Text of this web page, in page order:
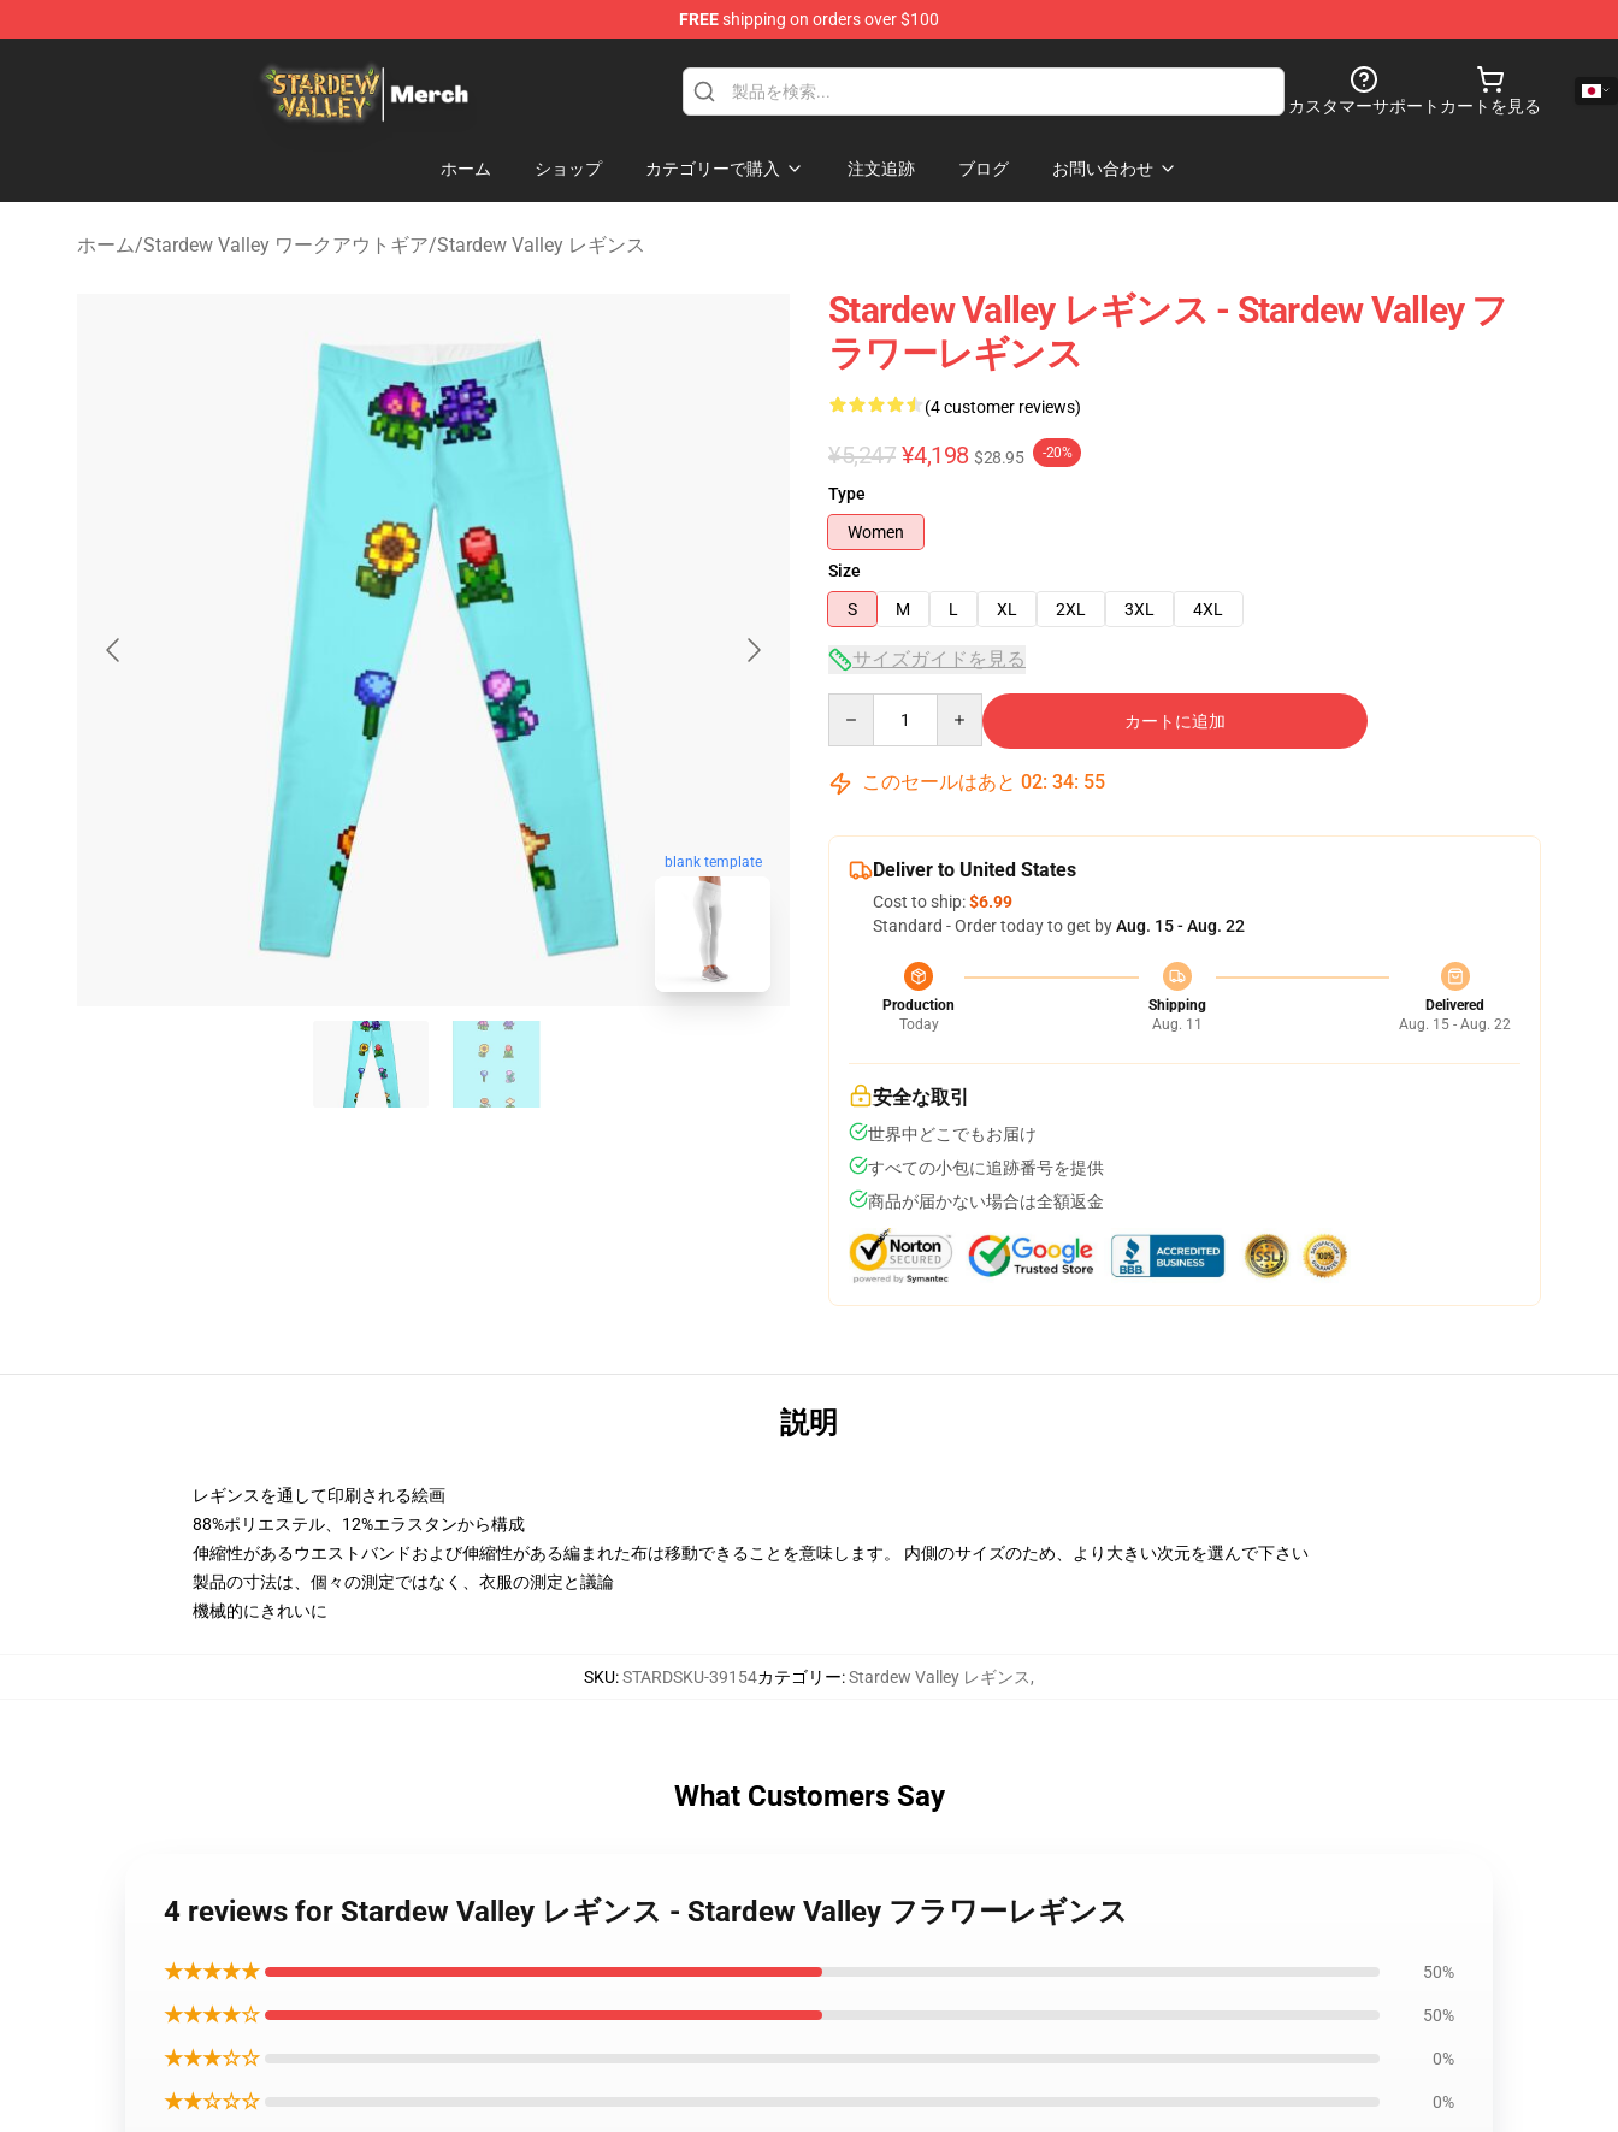
FREEshipping on orders over $100
カスタマーサポート カートを見る
ホーム ショップ カテゴリーで購入 注文追跡 ブログ お問い合わせ
ホーム/Stardew Valley ワークアウトギア/Stardew Valley レギンス
blank template
Stardew Valley レギンス - Stardew Valley フ
ラワーレギンス
(4 customer reviews)
¥5,247 ¥4,198 $28.95 -20%
Type
Women
Size
S
M L XL 2XL 3XL 4XL
サイズガイドを見る
カートに追加
このセールはあと 02: 34: 54
Deliver to United States
Cost to ship:$6.99
Standard - Order today to get byAug. 15 - Aug. 22
Production
Today
Shipping
Aug. 11
Delivered
Aug. 15 - Aug. 22
安全な取引
世界中どこでもお届け
すべての小包に追跡番号を提供
商品が届かない場合は全額返金
説明
レギンスを通して印刷される絵画
88%ポリエステル、12%エラスタンから構成
伸縮性があるウエストバンドおよび伸縮性がある編まれた布は移動できることを意味します。 内側のサイズのため、より大きい次元を選んで下さい
製品の寸法は、個々の測定ではなく、衣服の測定と議論
機械的にきれいに
SKU:STARDSKU-39154カテゴリー:Stardew Valley レギンス,
What Customers Say
4 reviews for Stardew Valley レギンス - Stardew Valley フラワーレギンス
★★★★★ 50%
★★★★☆ 50%
★★★☆☆ 0%
★★☆☆☆ 0%